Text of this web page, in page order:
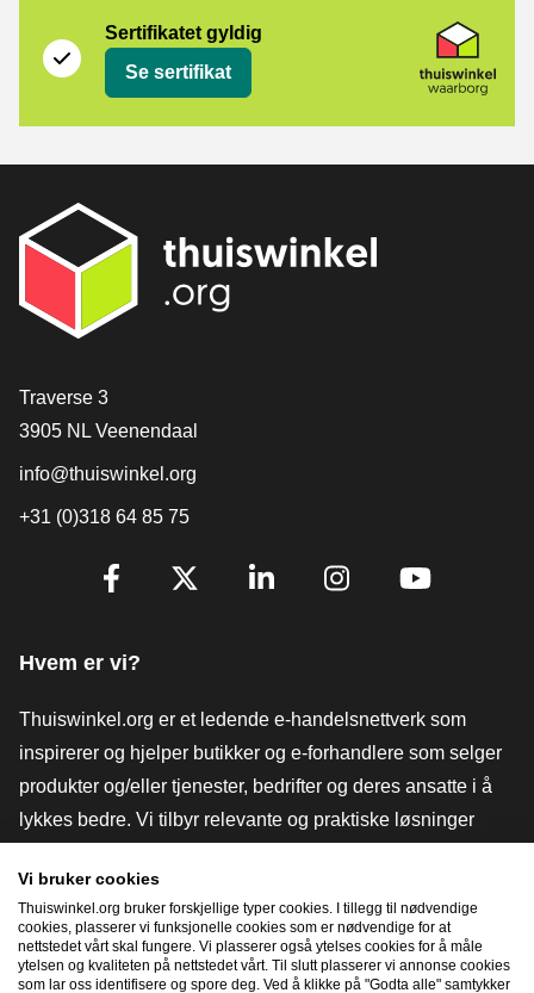
Sertifikatet gyldig
Se sertifikat
[_General:Contact]
Traverse 3
3905 NL Veenendaal
info@thuiswinkel.org
+31 (0)318 64 85 75
[_General:SocialMediaTitle]
Hvem er vi?
Thuiswinkel.org er et ledende e-handelsnettverk som
inspirerer og hjelper butikker og e-forhandlere som selger
produkter og/eller tjenester, bedrifter og deres ansatte i å
lykkes bedre. Vi tilbyr relevante og praktiske løsninger
verktøy og råd, advokatvirksomhet, markedsundersøkelser,
og har vår egen utdanningsplattform, Thuiswinkel e-
Academy.
Vi bruker cookies
Thuiswinkel.org bruker forskjellige typer cookies. I tillegg til nødvendige
cookies, plasserer vi funksjonelle cookies som er nødvendige for at
nettstedet vårt skal fungere. Vi plasserer også ytelses cookies for å måle
ytelsen og kvaliteten på nettstedet vårt. Til slutt plasserer vi annonse cookies
som lar oss identifisere og spore deg. Ved å klikke på "Godta alle" samtykker